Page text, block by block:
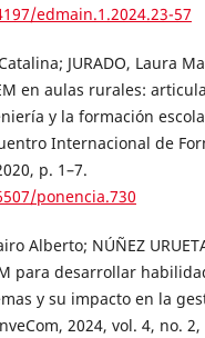
edmain.1.2024.23-57
JURADO, Laura
en aulas rurales:
y la formación
Internacional de
p. 1–7.
ponencia.730
Alberto; NÚÑEZ
para desarrollar
y su impacto en la
2024, vol. 4, no. 2,